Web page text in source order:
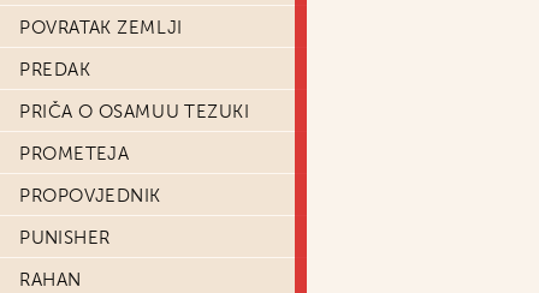
POVRATAK ZEMLJI
PREDAK
PRIČA O OSAMUU TEZUKI
PROMETEJA
PROPOVJEDNIK
PUNISHER
RAHAN